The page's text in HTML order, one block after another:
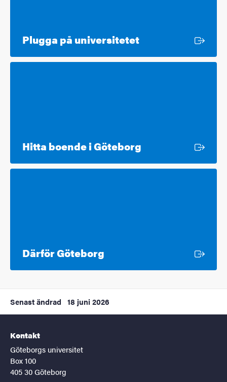
Plugga på universitetetExtern länk
Hitta boende i Göteborg Extern länk
Därför Göteborg
Senast ändrad 18 juni 2026
Kontakt
Göteborgs universitet
Box 100
405 30 Göteborg